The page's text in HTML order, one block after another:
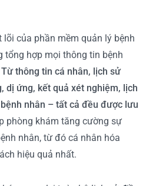
của phần mềm quản lý bệnh
tổng hợp mọi thông tin bệnh
Từ thông tin cá nhân, lịch sử
dị ứng, kết quả xét nghiệm, lịch
nhân – tất cả đều được lưu
phòng khám tăng cường sự
nhân, từ đó cá nhân hóa
hiệu quả nhất.